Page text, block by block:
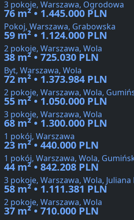
3 pokoje, Warszawa, Ogrodowa
76 m² • 1.445.000 PLN
Pokoj, Warszawa, Grabowska
59 m² • 1.124.000 PLN
2 pokoje, Warszawa, Wola
38 m² • 725.030 PLN
Byt, Warszawa, Wola
72 m² • 1.373.984 PLN
2 pokoje, Warszawa, Wola,
55 m² • 1.050.000 PLN
3 pokoje, Warszawa, Wola
68 m² • 1.300.000 PLN
1 pokój, Warszawa
23 m² • 440.000 PLN
1 pokój, Warszawa, Wola,
44 m² • 842.208 PLN
3 pokoje, Warszawa, Wola,
58 m² • 1.111.381 PLN
2 pokoje, Warszawa, Wola
37 m² • 710.000 PLN